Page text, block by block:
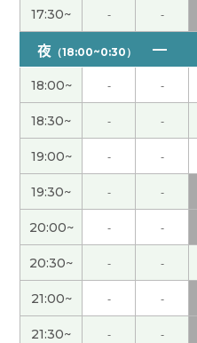
日本假期很多，中国有
我的公司有用ai的人，但
40代 男性 )
谢谢您的支持和帮助。和
福，这次旅游一切顺利
女性 )
谢谢，我喜欢喝茶。下
谢谢您的课！在日本，黄
价格很贵。但是这是很宝
中文很开心。下次见！
17:30~ - -
夜 （18:00~0:30）
18:00~ - -
18:30~ - -
19:00~ - -
19:30~ - -
20:00~ - -
20:30~ - -
21:00~ - -
21:30~ - -